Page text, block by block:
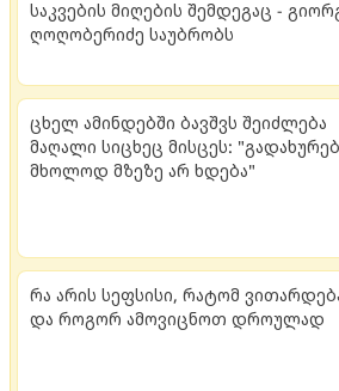
საკვების მიღების შემდეგაც -
ღოღობერიძე საუბრობს
ცხელ ამინდებში ბავშვს შეიძლება
მაღალი სიცხეც მისცეს:
მხოლოდ მზეზე არ ხდება"
რა არის სეფსისი, რატომ
და როგორ ამოვიცნოთ დროულად